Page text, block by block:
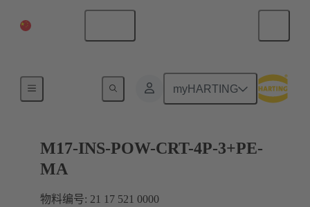
myHARTING
M17-INS-POW-CRT-4P-3+PE-
MA
物料编号: 21 17 521 0000